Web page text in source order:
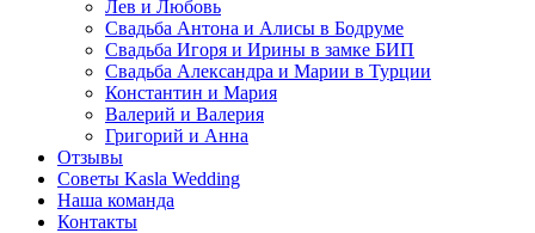
Лев и Любовь
Свадьба Антона и Алисы в Бодруме
Свадьба Игоря и Ирины в замке БИП
Свадьба Александра и Марии в Турции
Константин и Мария
Валерий и Валерия
Григорий и Анна
Отзывы
Советы Kasla Wedding
Наша команда
Контакты